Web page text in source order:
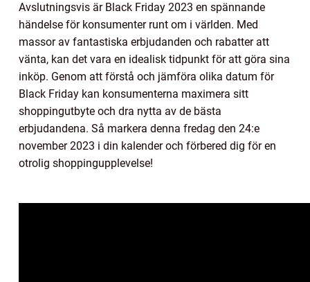
Avslutningsvis är Black Friday 2023 en spännande
händelse för konsumenter runt om i världen. Med
massor av fantastiska erbjudanden och rabatter att
vänta, kan det vara en idealisk tidpunkt för att göra sina
inköp. Genom att förstå och jämföra olika datum för
Black Friday kan konsumenterna maximera sitt
shoppingutbyte och dra nytta av de bästa
erbjudandena. Så markera denna fredag den 24:e
november 2023 i din kalender och förbered dig för en
otrolig shoppingupplevelse!